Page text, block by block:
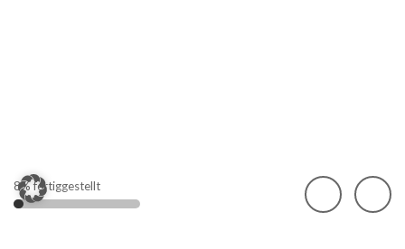
8% fertiggestellt